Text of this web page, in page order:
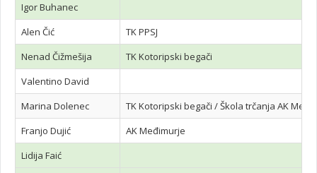
Igor Buhanec
Alen Čić
TK PPSJ
Nenad Čižmešija
TK Kotoripski begači
Valentino David
Marina Dolenec
TK Kotoripski begači / Škola trčanja AK
Franjo Dujić
AK Međimurje
Lidija Faić